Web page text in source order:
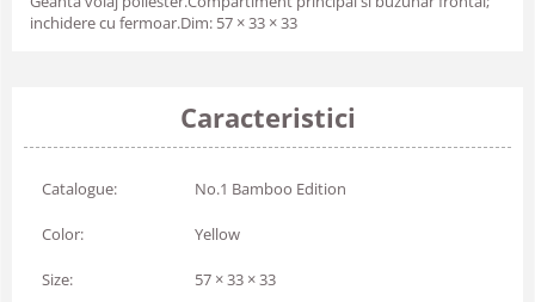
inchidere cu fermoar.Dim: 57 × 33 × 33
Caracteristici
Catalogue: No.1 Bamboo Edition
Color: Yellow
Size: 57 × 33 × 33